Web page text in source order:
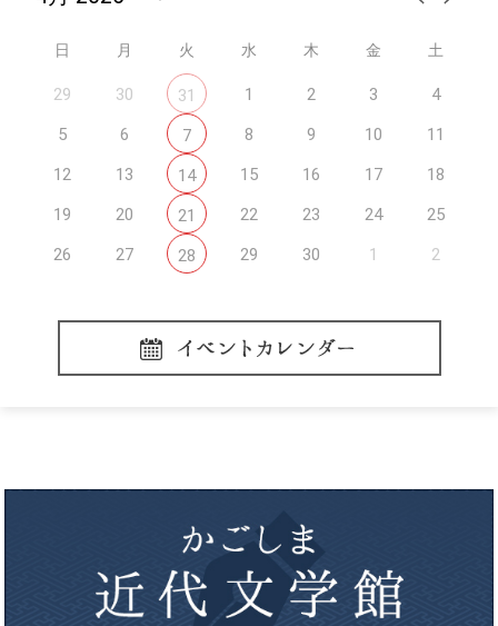
日 月 火 水 木 金 土
29 30 31 1 2 3
4
5
6 7 8 9 10
11
12
13 14 15 16 17
18
19
20 21 22 23 24
25
26
27 28 29 30 1 2